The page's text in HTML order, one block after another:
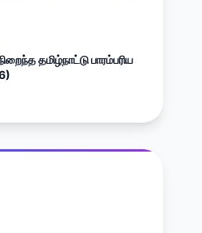
தமிழ்நாட்டு பாரம்பரிய